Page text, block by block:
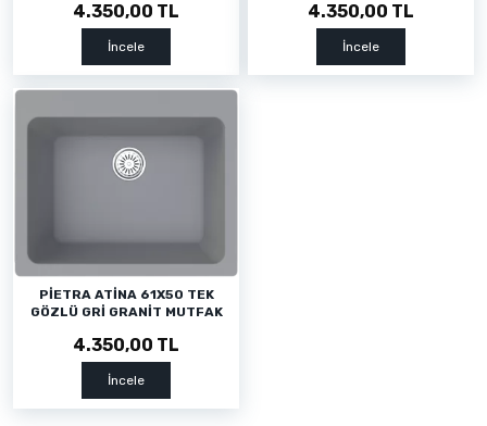
4.350,00 TL
İncele
4.350,00 TL
İncele
PİETRA ATİNA 61X50 TEK
GÖZLÜ GRİ GRANİT MUTFAK
4.350,00 TL
İncele